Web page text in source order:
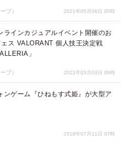
ブ） 2021年05月06日 05時
ラインカジュアルイベント開催のお
ス VALORANT 個人技王決定戦
」
ブ） 2021年03月03日 06時
ンゲーム『ひねもす式姫』が大型ア
2018年07月11日 07時